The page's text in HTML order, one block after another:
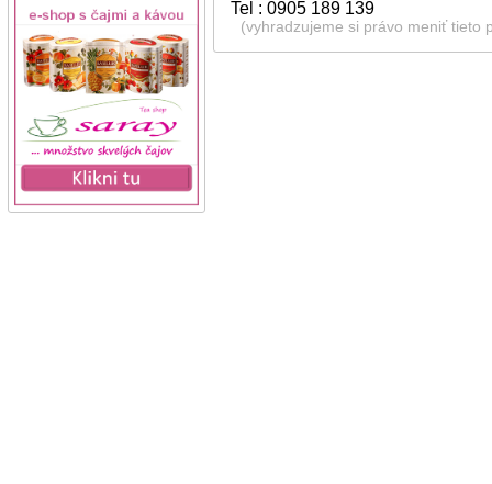
Tel : 0905 189 139
(vyhradzujeme si právo meniť tieto